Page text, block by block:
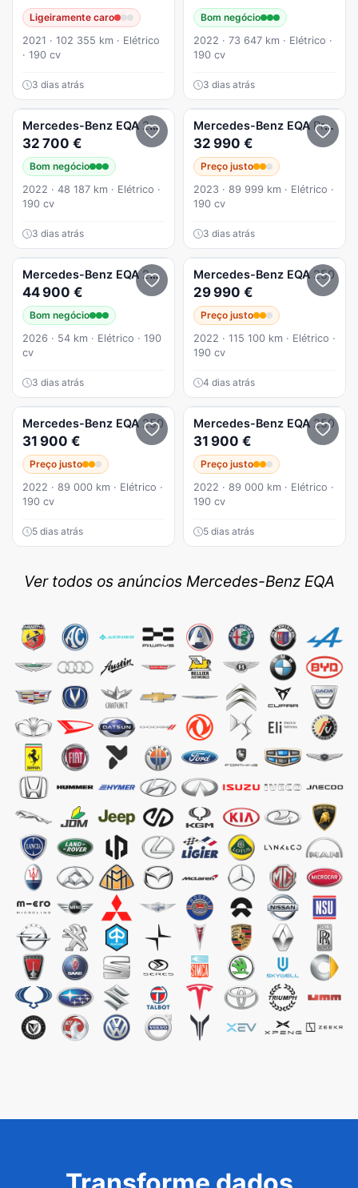
Ligeiramente caro
2021 · 102 355 km · Elétrico
· 190 cv
3 dias atrás
Bom negócio
2022 · 73 647 km · Elétrico ·
190 cv
3 dias atrás
Mercedes-Benz EQA 250 Progressive
32 700 €
Bom negócio
2022 · 48 187 km · Elétrico ·
190 cv
3 dias atrás
Mercedes-Benz EQA Progressive
32 990 €
Preço justo
2023 · 89 999 km · Elétrico ·
190 cv
3 dias atrás
Mercedes-Benz EQA 250+ Progressive
44 900 €
Bom negócio
2026 · 54 km · Elétrico · 190
cv
3 dias atrás
Mercedes-Benz EQA 250
29 990 €
Preço justo
2022 · 115 100 km · Elétrico ·
190 cv
4 dias atrás
Mercedes-Benz EQA 250
31 900 €
Preço justo
2022 · 89 000 km · Elétrico ·
190 cv
5 dias atrás
Mercedes-Benz EQA 250
31 900 €
Preço justo
2022 · 89 000 km · Elétrico ·
190 cv
5 dias atrás
Ver todos os anúncios Mercedes-Benz EQA